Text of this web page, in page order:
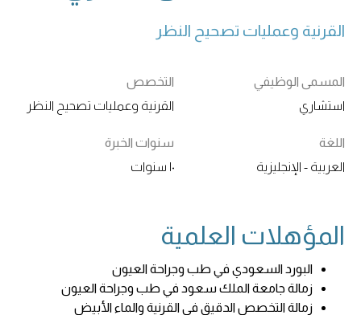
القرنية وعمليات تصحيح النظر
المسمى الوظيفي
استشاري
التخصص
القرنية وعمليات تصحيح النظر
اللغة
العربية - الإنجليزية
سنوات الخبرة
١٠ سنوات
المؤهلات العلمية
البورد السعودي في طب وجراحة العيون
زمالة جامعة الملك سعود في طب وجراحة العيون
زمالة التخصص الدقيق في القرنية والماء الأبيض